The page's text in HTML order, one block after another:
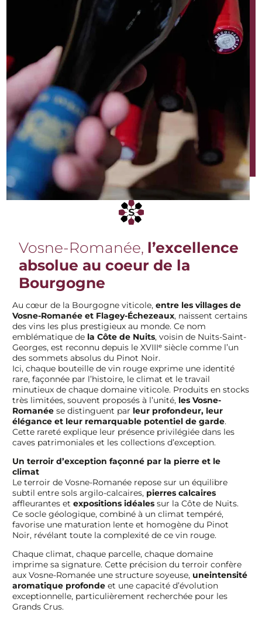
Vosne-Romanée, l’excellence
absolue au coeur de la
Bourgogne
Au cœur de la Bourgogne viticole,entre les villages de
Vosne-Romanée et Flagey-Échezeaux, naissent certains
des vins les plus prestigieux au monde. Ce nom
emblématique de la Côte de Nuits, voisin de Nuits-Saint-
Georges, est reconnu depuis le XVIIIᵉ siècle comme l’un
des sommets absolus du Pinot Noir.
Ici, chaque bouteille de vin rouge exprime une identité
rare, façonnée par l’histoire, le climat et le travail
minutieux de chaque domaine viticole. Produits en stocks
très limitées, souvent proposés à l’unité, les Vosne-
Romanéese distinguent par leur profondeur, leur
élégance et leur remarquable potentiel de garde.
Cette rareté explique leur présence privilégiée dans les
caves patrimoniales et les collections d’exception.
Un terroir d’exception façonné par la pierre et le
climat
Le terroir de Vosne-Romanée repose sur un équilibre
subtil entre sols argilo-calcaires, pierres calcaires
affleurantes etexpositions idéales sur la Côte de Nuits.
Ce socle géologique, combiné à un climat tempéré,
favorise une maturation lente et homogène du Pinot
Noir, révélant toute la complexité de ce vin rouge.
Chaque climat, chaque parcelle, chaque domaine
imprime sa signature. Cette précision du terroir confère
aux Vosne-Romanée une structure soyeuse, uneintensité
aromatique profonde et une capacité d’évolution
exceptionnelle, particulièrement recherchée pour les
Grands Crus.